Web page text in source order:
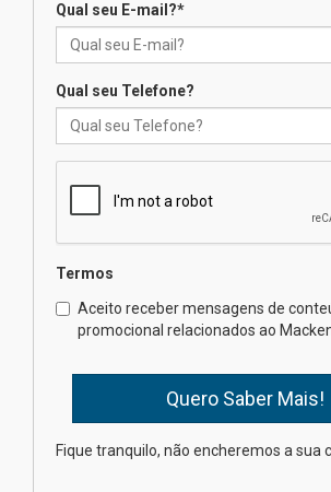
Professora do
finalista do
04.08.2026
internacionais
03.08.2026
Oncologista do
importância da
diagnóstico
de pulmão
Qual seu E-mail?*
Qual seu Telefone?
Termos
Aceito receber mensagens de
promocional relacionados ao
Fique tranquilo, não encheremos a sua